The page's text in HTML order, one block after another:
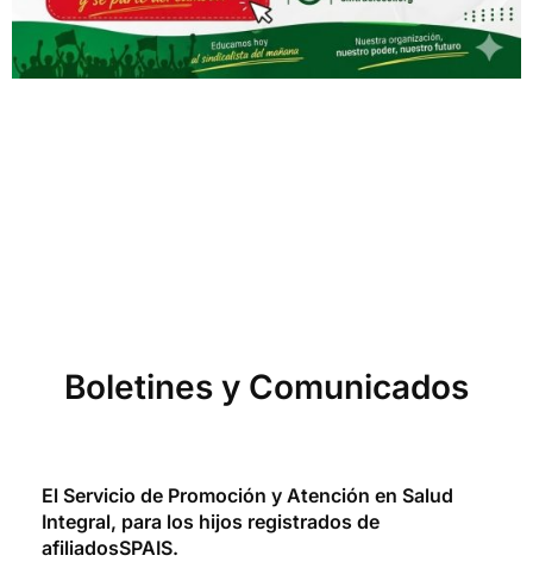
Boletines y Comunicados
El Servicio de Promoción y Atención en Salud
Integral, para los hijos registrados de
afiliadosSPAIS.